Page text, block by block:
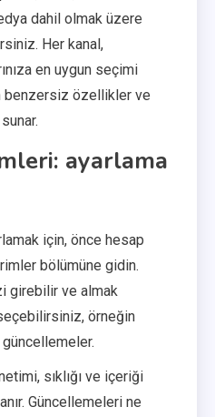
dahil olmak üzere
Her kanal,
en uygun seçimi
benzersiz özellikler ve
ayarlama
için, önce hesap
bölümüne gidin.
girebilir ve almak
örneğin
güncellemeler.
sıklığı ve içeriği
Güncellemeleri ne